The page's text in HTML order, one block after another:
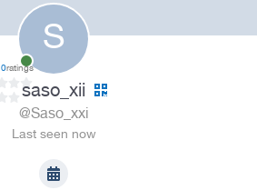
S
0ratings
saso_xii
@Saso_xxi
Last seen now